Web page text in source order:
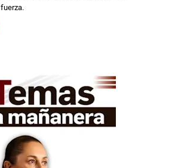
fuerza.